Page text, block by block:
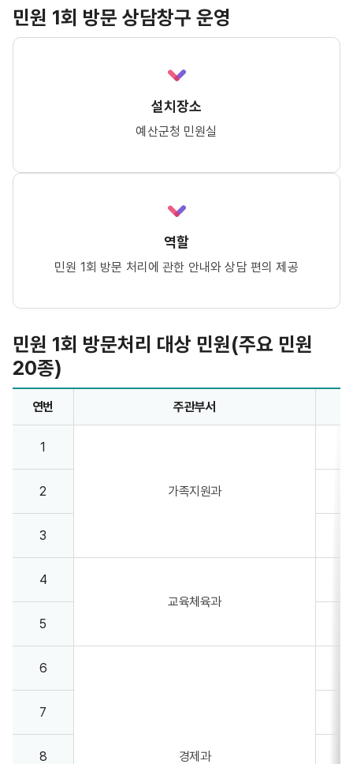
민원 1회 방문 상담창구 운영
설치장소
예산군청 민원실
역할
민원 1회 방문 처리에 관한 안내와 상담 편의 제공
민원 1회 방문처리 대상 민원(주요 민원
20종)
민원 1회 방문처리 대상 민원(주요 민원 20종) - 연번, 주관부서, 민원명 정보제공
연번 주관부서
1
가족지원과
2
3
4
교육체육과
5
6
경제과
7
8